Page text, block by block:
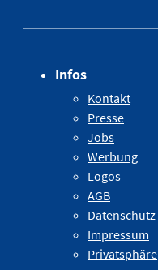
Infos
Kontakt
Presse
Jobs
Werbung
Logos
AGB
Datenschutz
Impressum
Privatsphäre